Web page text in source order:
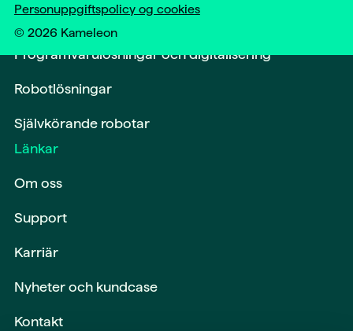
Märkning och spårning
Programvarulösningar och digitalisering
Robotlösningar
Självkörande robotar
Länkar
Om oss
Support
Karriär
Nyheter och kundcase
Kontakt
© 2026 Kameleon
Personuppgiftspolicy og cookies